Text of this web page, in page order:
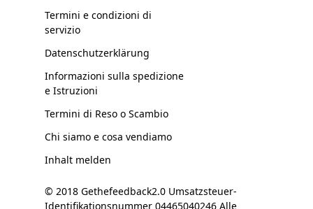
Termini e condizioni di
servizio
Datenschutzerklärung
Informazioni sulla spedizione
e Istruzioni
Termini di Reso o Scambio
Chi siamo e cosa vendiamo
Inhalt melden
© 2018 Gethefeedback2.0 Umsatzsteuer-
Identifikationsnummer 04465040246 Alle